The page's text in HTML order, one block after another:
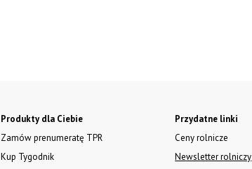
Produkty dla Ciebie
Zamów prenumeratę TPR
Kup Tygodnik
Przydatne linki
Ceny rolnicze
Newsletter rolniczy